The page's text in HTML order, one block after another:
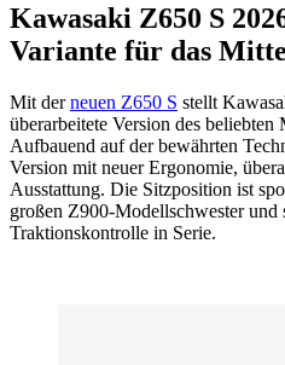
Kawasaki Z650 S
Variante für das
Mit derneuen Z650 S stellt
überarbeitete Version des
Aufbauend auf der bewährten
Version mit neuer Ergonomie,
Ausstattung. Die Sitzposition ist
großen Z900-Modellschwester und
Traktionskontrolle in Serie.